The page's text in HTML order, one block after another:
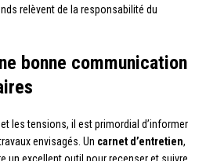
relèvent de la responsabilité du
bonne communication
les tensions, il est primordial d’informer
envisagés. Un carnet d’entretien,